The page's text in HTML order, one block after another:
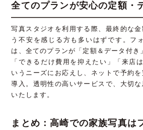
全てのプランが安心の定額・
写真スタジオを利用する際、最終的な
う不安を感じる方も多いはずです。フ
は、全てのプランが「定額＆データ付き
「できるだけ費用を抑えたい」「来店
いうニーズにお応えし、ネットで予約
導入。透明性の高いサービスで、大切な
いたします。
まとめ：高崎での家族写真は